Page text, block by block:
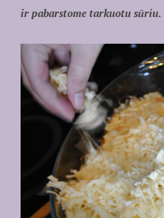
ir pabarstome tarkuotu sūriu.